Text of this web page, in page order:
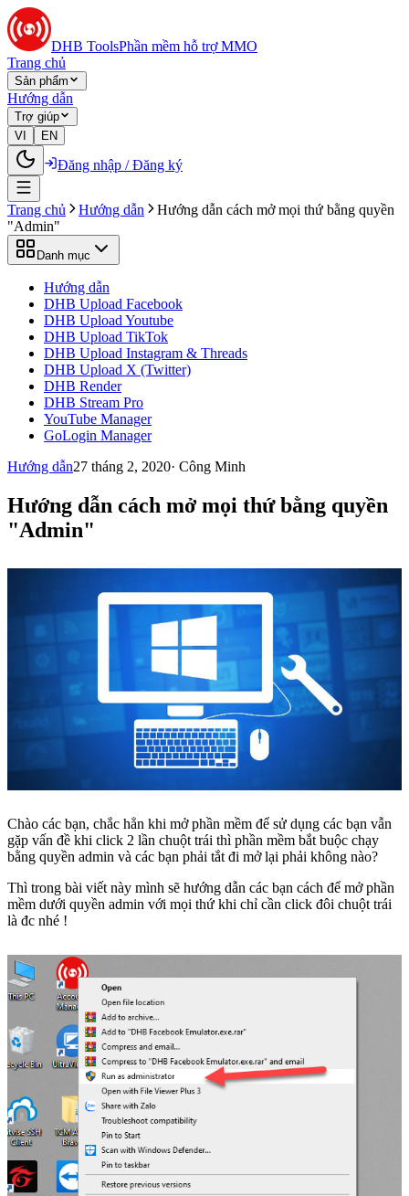
DHB ToolsPhần mềm hỗ trợ MMO
Trang chủ
Sản phẩm
Hướng dẫn
Trợ giúp
VI
EN
Đăng nhập / Đăng ký
Trang chủ Hướng dẫn
Hướng dẫn cách mở mọi thứ bằng quyền
"Admin"
Danh mục
Hướng dẫn
DHB Upload Facebook
DHB Upload Youtube
DHB Upload TikTok
DHB Upload Instagram & Threads
DHB Upload X (Twitter)
DHB Render
DHB Stream Pro
YouTube Manager
GoLogin Manager
Hướng dẫn27 tháng 2, 2020· Công Minh
Hướng dẫn cách mở mọi thứ bằng quyền
"Admin"
Chào các bạn, chắc hẳn khi mở phần mềm để sử dụng các bạn vẫn
gặp vấn đề khi click 2 lần chuột trái thì phần mềm bắt buộc chạy
bằng quyền admin và các bạn phải tắt đi mở lại phải không nào?
Thì trong bài viết này mình sẽ hướng dẫn các bạn cách để mở phần
mềm dưới quyền admin với mọi thứ khi chỉ cần click đôi chuột trái
là đc nhé !